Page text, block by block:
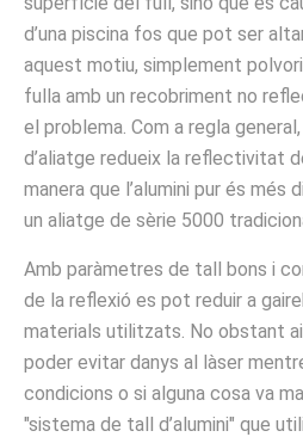
d’una piscina fos que pot ser
aquest motiu, simplement
fulla amb un recobriment no
el problema. Com a regla
d’aliatge redueix la reflectivitat
manera que l’alumini pur és més
un aliatge de sèrie 5000
Amb paràmetres de tall bons i
de la reflexió es pot reduir a
materials utilitzats. No obstant
poder evitar danys al làser
condicions o si alguna cosa va
"sistema de tall d’alumini" que